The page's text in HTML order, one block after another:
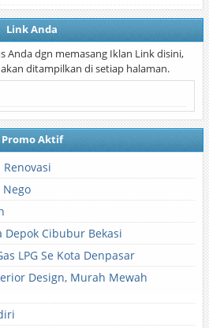
Link Anda
Anda dgn memasang Iklan Link disini,
ditampilkan di setiap halaman.
Promo Aktif
Nego
Depok Cibubur Bekasi
LPG Se Kota Denpasar
Design, Murah Mewah